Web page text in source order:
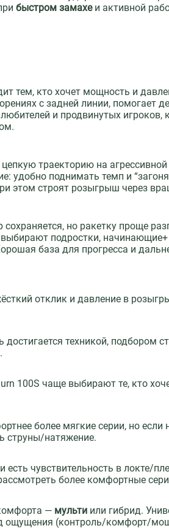
быстром замахеи активной
тем, кто хочет мощность и
с задней линии, помогает
и продвинутых игроков,
траекторию на
удобно поднимать темп и
этом строят розыгрыш через
но ракетку проще
подростки,
база для прогресса и
отклик и давление в
достигается техникой, подбором
100S чаще выбирают те, кто
более мягкие серии, но если
струны/натяжение.
чувствительность в локте/
более комфортные
— мульти или гибрид.
ощущения (контроль/комфорт/